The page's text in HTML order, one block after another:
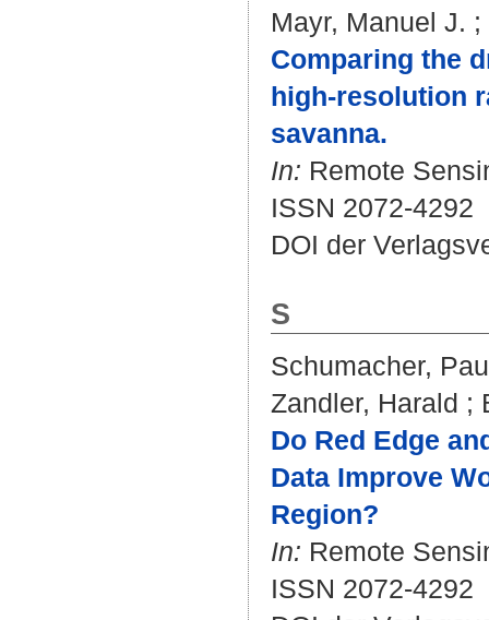
Mayr, Manuel J. ;
Comparing the
high-resolution
savanna.
In: Remote
ISSN 2072-4292
DOI der
S
Schumacher,
Zandler, Harald ;
Do Red Edge
Data Improve
Region?
In: Remote
ISSN 2072-4292